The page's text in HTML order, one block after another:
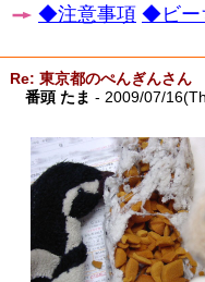
◆注意事項 ◆ビー
Re: 東京都のぺんぎんさん
番頭 たま - 2009/07/